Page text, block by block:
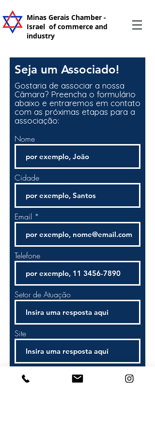
Minas Gerais Chamber -
Israel of commerce and
industry
Seja um Associado!
Gostaria de associar a nossa
Câmara? Preencha o formulário
abaixo e entraremos em contato
com as próximas etapas para a
associação:
Nome
Cidade
Email
Telefone
Setor de Atuação
Site